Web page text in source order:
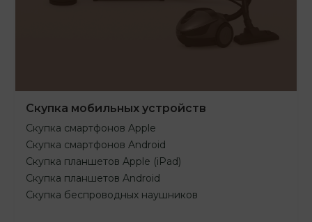
Скупка мобильных устройств
Скупка смартфонов Apple
Скупка смартфонов Android
Скупка планшетов Apple (iPad)
Скупка планшетов Android
Скупка беспроводных наушников